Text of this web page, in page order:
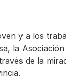
y a los
la
de la